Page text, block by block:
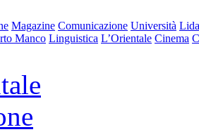
Magazine Comunicazione Università
Manco Linguistica L’Orientale Cinema